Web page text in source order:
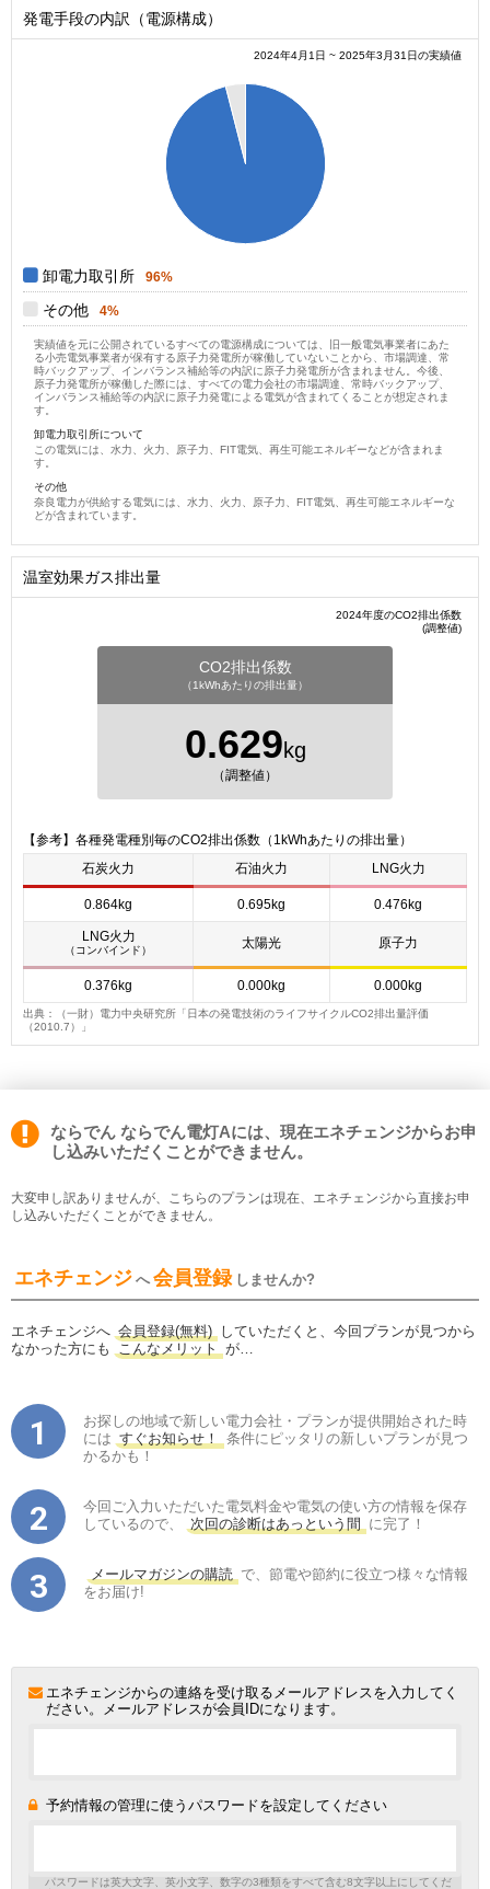
発電手段の内訳（電源構成）
2024年4月1日 ~ 2025年3月31日の実績値
卸電力取引所 96%
その他 4%
実績値を元に公開されているすべての電源構成については、旧一般電気事業者にあた
る小売電気事業者が保有する原子力発電所が稼働していないことから、市場調達、常
時バックアップ、インバランス補給等の内訳に原子力発電所が含まれません。今後、
原子力発電所が稼働した際には、すべての電力会社の市場調達、常時バックアップ、
インバランス補給等の内訳に原子力発電による電気が含まれてくることが想定されま
す。
卸電力取引所について
この電気には、水力、火力、原子力、FIT電気、再生可能エネルギーなどが含まれま
す。
その他
奈良電力が供給する電気には、水力、火力、原子力、FIT電気、再生可能エネルギーな
どが含まれています。
温室効果ガス排出量
2024年度のCO2排出係数
(調整値)
CO2排出係数
（1kWhあたりの排出量）
0.629kg
（調整値）
【参考】各種発電種別毎のCO2排出係数（1kWhあたりの排出量）
石炭火力
石油火力 LNG火力
0.864kg 0.695kg 0.476kg
LNG火力
（コンバインド） 太陽光 原子力
0.376kg 0.000kg 0.000kg
出典：（一財）電力中央研究所「日本の発電技術のライフサイクルCO2排出量評価
（2010.7）」
ならでん ならでん電灯Aには、現在エネチェンジからお申
し込みいただくことができません。
大変申し訳ありませんが、こちらのプランは現在、エネチェンジから直接お申
し込みいただくことができません。
エネチェンジ へ 会員登録 しませんか?
エネチェンジへ 会員登録(無料) していただくと、今回プランが見つから
なかった方にも
こんなメリット が…
お探しの地域で新しい電力会社・プランが提供開始された時
には すぐお知らせ！
条件にピッタリの新しいプランが見つ
かるかも！
今回ご入力いただいた電気料金や電気の使い方の情報を保存
しているので、
次回の診断はあっという間 に完了！
メールマガジンの購読 で、節電や節約に役立つ様々な情報
をお届け!
エネチェンジからの連絡を受け取るメールアドレスを入力してく
ださい。メールアドレスが会員IDになります。
予約情報の管理に使うパスワードを設定してください
パスワードは英大文字、英小文字、数字の3種類をすべて含む8文字以上にしてくだ